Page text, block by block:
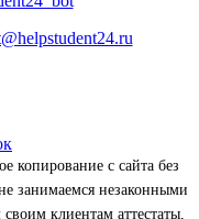
с сайта без
занимаемся незаконными
клиентам аттестаты,